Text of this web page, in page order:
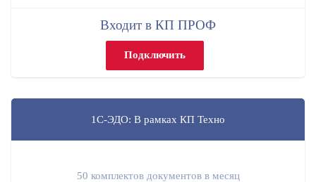
Входит в КП ПРОФ
Подключить
1С-ЭДО: В рамках КП Техно
50 комплектов документов в месяц